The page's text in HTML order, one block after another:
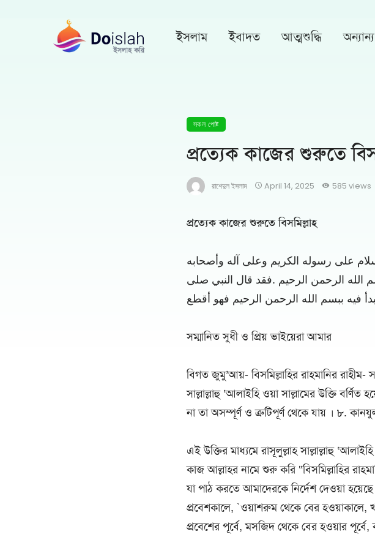
ইসলাম ইবাদত আত্মশুদ্ধি অন্যান্য
সকল পোষ্ট
প্রত্যেক কাজের শুরুতে
রাশেদুল ইসলাম April 14, 2025 585 views
প্রত্যেক কাজের শুরুতে বিসমিল্লাহ
على رسوله الكريم وعلى آله وأصحابه
الله الرحمن الرحيم .فقد قال النبي صلى
فيه ببسم الله الرحمن الرحيم فهو أقطع
সম্মানিত সুধী ও প্রিয় ভাইয়েরা আমার
বিগত জুমু’আয়- বিসমিল্লাহির রাহমানির রাহীম-
সাল্লাল্লাহু ‘আলাইহি ওয়া সাল্লামের উক্তি
না তা অসম্পূর্ণ ও ত্রুটিপূর্ণ থেকে যায় । ৮.
এই উক্তির মাধ্যমে রাসূলুল্লাহ সাল্লাল্লাহু
কাজ আল্লাহর নামে শুরু করি “বিসমিল্লাহির
যা পাঠ করতে আমাদেরকে নির্দেশ দেওয়া
প্রবেশকালে, `ওয়াশরুম থেকে বের হওয়াকালে,
প্রবেশের পূর্বে, মসজিদ থেকে বের হওয়ার